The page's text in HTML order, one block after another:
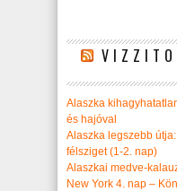
Alaszka
és hajóval
Alaszka legszebb
félsziget (1-2. nap)
Alaszkai medve-
New York 4. nap –